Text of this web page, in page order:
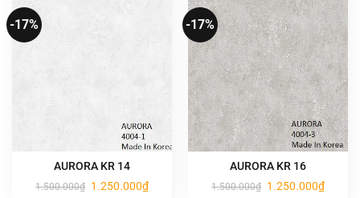
-17%
AURORA KR 14
1.500.000₫ Giá
1.250.000₫Giá
hiện
-17%
AURORA KR 16
1.500.000₫ Giá
1.250.000₫Giá
hiện